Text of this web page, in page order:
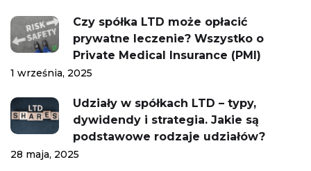
Czy spółka LTD może opłacić
prywatne leczenie? Wszystko o
Private Medical Insurance (PMI)
1 września, 2025
Udziały w spółkach LTD – typy,
dywidendy i strategia. Jakie są
podstawowe rodzaje udziałów?
28 maja, 2025